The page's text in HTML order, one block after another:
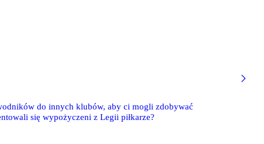
do innych klubów, aby ci mogli zdobywać
się wypożyczeni z Legii piłkarze?